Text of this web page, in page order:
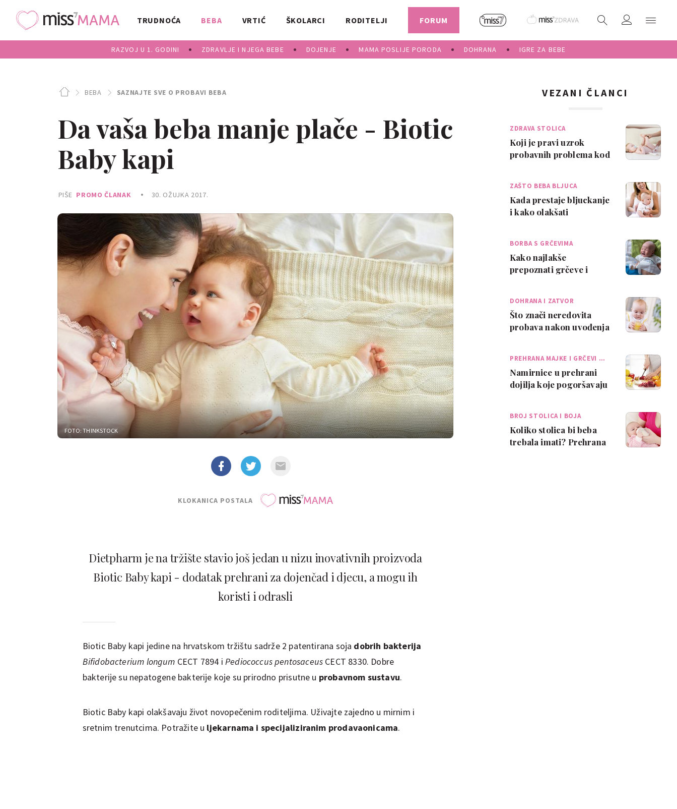
TRUDNOĆA BEBA
RAZVOJ U 1. GODINI ZDRAVLJE I NJEGA BEBE DOJENJE MAMA POSLIJE PORODA DOHRANA IGRE ZA BEBE
VRTIĆ ŠKOLARCI RODITELJI FORUM
BEBA SAZNAJTE SVE O PROBAVI BEBA
Da vaša beba manje plače - Biotic
Baby kapi
PIŠE PROMO ČLANAK 30. OŽUJKA 2017.
FOTO: THINKSTOCK
KLOKANICA POSTALA
Dietpharm je na tržište stavio još jedan u nizu inovativnih proizvoda
Biotic Baby kapi - dodatak prehrani za dojenčad i djecu, a mogu ih
koristi i odrasli
Biotic Baby kapi jedine na hrvatskom tržištu sadrže 2 patentirana soja dobrih bakterija
Bifidobacterium longum CECT 7894 i Pediococcus pentosaceus CECT 8330. Dobre
bakterije su nepatogene bakterije koje su prirodno prisutne u probavnom sustavu.
Biotic Baby kapi olakšavaju život novopečenim roditeljima. Uživajte zajedno u mirnim i
sretnim trenutcima. Potražite u ljekarnama i specijaliziranim prodavaonicama.
VEZANI ČLANCI
ZDRAVA STOLICA
Koji je pravi uzrok
probavnih problema kod
ZAŠTO BEBA BLJUCA
Kada prestaje bljuckanje
i kako olakšati
BORBA S GRČEVIMA
Kako najlakše
prepoznati grčeve i
DOHRANA I ZATVOR
Što znači neredovita
probava nakon uvođenja
PREHRANA MAJKE I GRČEVI …
Namirnice u prehrani
dojilja koje pogoršavaju
BROJ STOLICA I BOJA
Koliko stolica bi beba
trebala imati? Prehrana